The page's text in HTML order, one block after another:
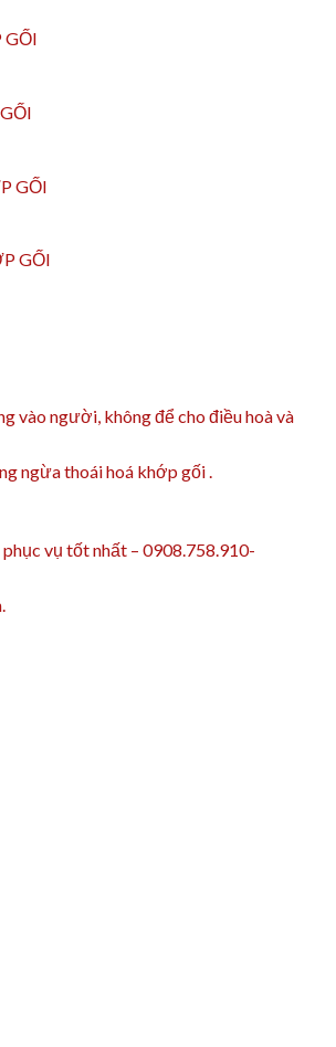
GỐI
GỐI
vào người, không để cho điều hoà và
ngừa thoái hoá khớp gối .
vụ tốt nhất – 0908.758.910-